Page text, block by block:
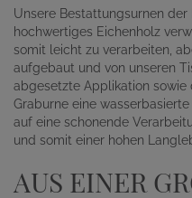
Unsere Bestattungsurnen
hochwertiges Eichenholz
somit leicht zu verarbeiten,
aufgebaut und von unseren
abgesetzte Applikation
Graburne eine
auf eine schonende
und somit einer hohen
AUS EINER